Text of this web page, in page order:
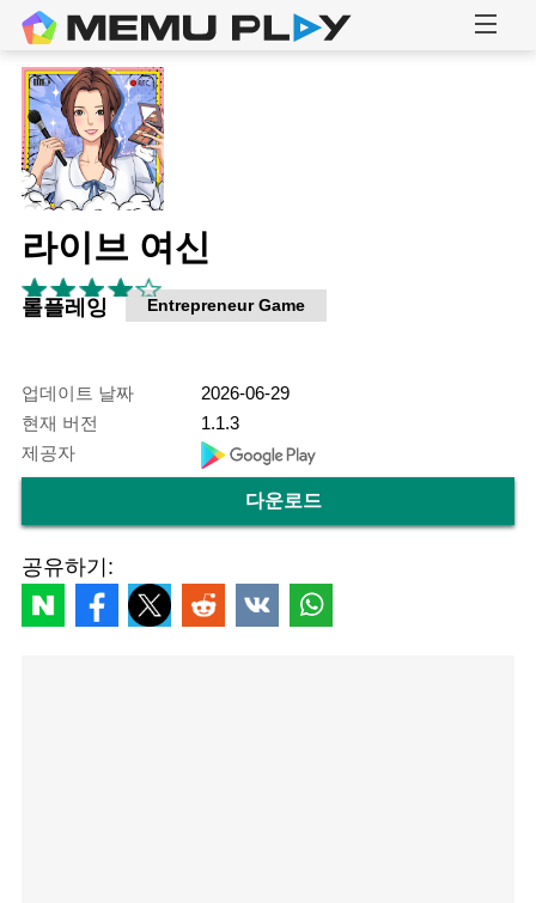
라이브 여신
롤플레잉 Entrepreneur Game
업데이트 날짜
2026-06-29
현재 버전
1.1.3
제공자
다운로드
공유하기: